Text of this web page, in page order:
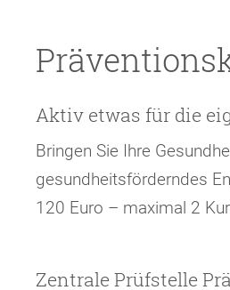
Aktiv etwas für die
Bringen Sie Ihre
gesundheitsförderndes
120 Euro – maximal 2
Zentrale Prüfstelle